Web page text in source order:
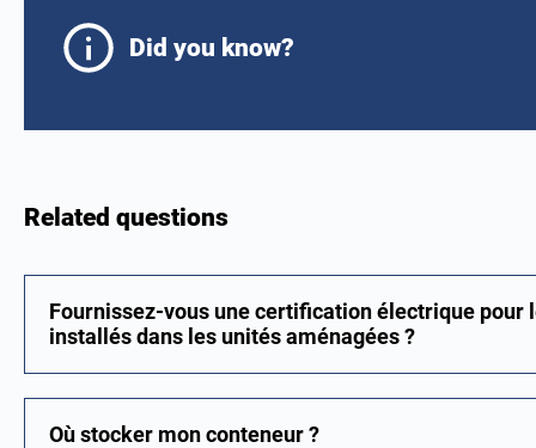
Did you know?
Related questions
Fournissez-vous une certification électrique pour
installés dans les unités aménagées ?
Où stocker mon conteneur ?